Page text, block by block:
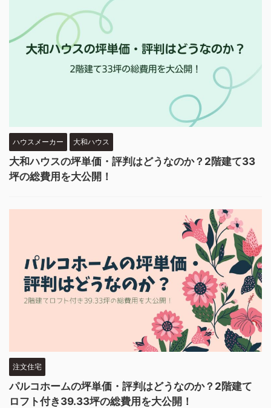
ハウスメーカー 大和ハウス
大和ハウスの坪単価・評判はどうなのか？2階建て33
坪の総費用を大公開！
注文住宅
パルコホームの坪単価・評判はどうなのか？2階建て
ロフト付き39.33坪の総費用を大公開！